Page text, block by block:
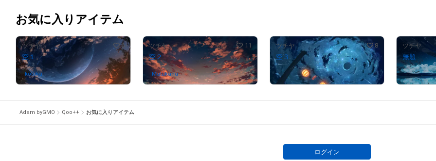
お気に入りアイテム
ツチヤ 6
空１
kotakaさんが保有中
ツチヤ 11
空２
Matakanaさんが保有中
ツチヤ 8
空３
¥ 88,000
ツチヤ
無題
¥97,000
Adam byGMO Qoo++ お気に入りアイテム
ログイン